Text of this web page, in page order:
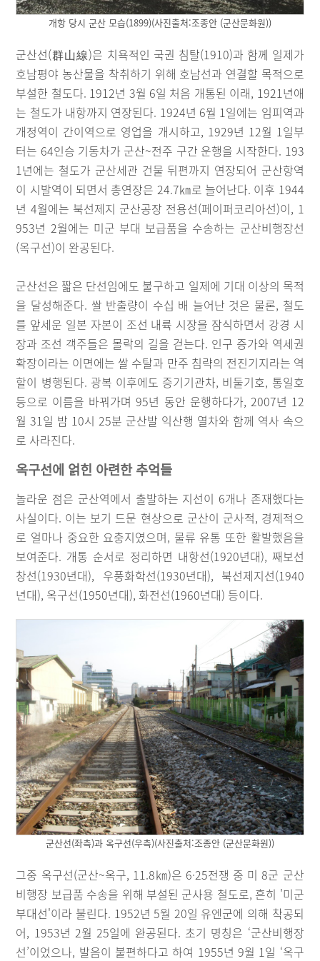
개항 당시 군산 모습(1899)(사진출처:조종안 (군산문화원))
군산선(群山線)은 치욕적인 국권 침탈(1910)과 함께 일제가
호남평야 농산물을 착취하기 위해 호남선과 연결할 목적으로
부설한 철도다. 1912년 3월 6일 처음 개통된 이래, 1921년애
는 철도가 내항까지 연장된다. 1924년 6월 1일에는 임피역과
개정역이 간이역으로 영업을 개시하고, 1929년 12월 1일부
터는 64인승 기동차가 군산~전주 구간 운행을 시작한다. 193
1년에는 철도가 군산세관 건물 뒤편까지 연장되어 군산항역
이 시발역이 되면서 총연장은 24.7㎞로 늘어난다. 이후 1944
년 4월에는 북선제지 군산공장 전용선(페이퍼코리아선)이, 1
953년 2월에는 미군 부대 보급품을 수송하는 군산비행장선
(옥구선)이 완공된다.
군산선은 짧은 단선임에도 불구하고 일제에 기대 이상의 목적
을 달성해준다. 쌀 반출량이 수십 배 늘어난 것은 물론, 철도
를 앞세운 일본 자본이 조선 내륙 시장을 잠식하면서 강경 시
장과 조선 객주들은 몰락의 길을 걷는다. 인구 증가와 역세권
확장이라는 이면에는 쌀 수탈과 만주 침략의 전진기지라는 역
할이 병행된다. 광복 이후에도 증기기관차, 비둘기호, 통일호
등으로 이름을 바꿔가며 95년 동안 운행하다가, 2007년 12
월 31일 밤 10시 25분 군산발 익산행 열차와 함께 역사 속으
로 사라진다.
옥구선에 얽힌 아련한 추억들
놀라운 점은 군산역에서 출발하는 지선이 6개나 존재했다는
사실이다. 이는 보기 드문 현상으로 군산이 군사적, 경제적으
로 얼마나 중요한 요충지였으며, 물류 유통 또한 활발했음을
보여준다. 개통 순서로 정리하면 내항선(1920년대), 째보선
창선(1930년대), 우풍화학선(1930년대), 북선제지선(1940
년대), 옥구선(1950년대), 화전선(1960년대) 등이다.
군산선(좌측)과 옥구선(우측)(사진출처:조종안 (군산문화원))
그중 옥구선(군산~옥구, 11.8㎞)은 6·25전쟁 중 미 8군 군산
비행장 보급품 수송을 위해 부설된 군사용 철도로, 흔히 '미군
부대선'이라 불린다. 1952년 5월 20일 유엔군에 의해 착공되
어, 1953년 2월 25일에 완공된다. 초기 명칭은 ‘군산비행장
선’이었으나, 발음이 불편하다고 하여 1955년 9월 1일 ‘옥구